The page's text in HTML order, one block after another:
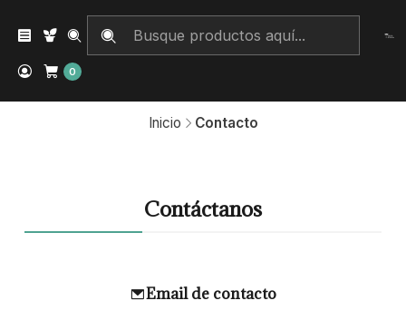
0
Inicio Contacto
Contáctanos
Email de contacto